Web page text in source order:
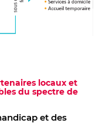
locaux et
du spectre de
et des